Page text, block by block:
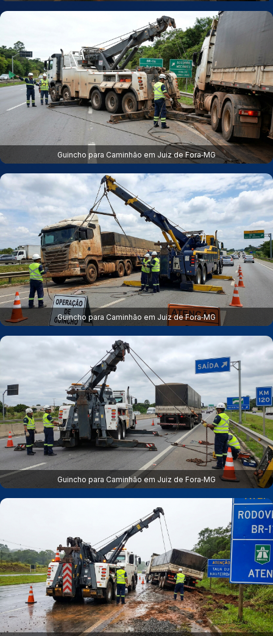
Guincho para Caminhão em Juiz de Fora‑MG
Guincho para Caminhão em Juiz de Fora‑MG
Guincho para Caminhão em Juiz de Fora‑MG